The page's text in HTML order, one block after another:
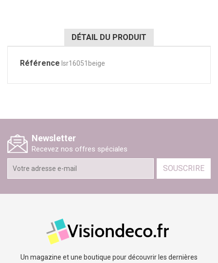
DÉTAIL DU PRODUIT
Référence lsr16051beige
Newsletter
Recevez nos offres spéciales
SOUSCRIRE
Un magazine et une boutique pour découvrir les dernières